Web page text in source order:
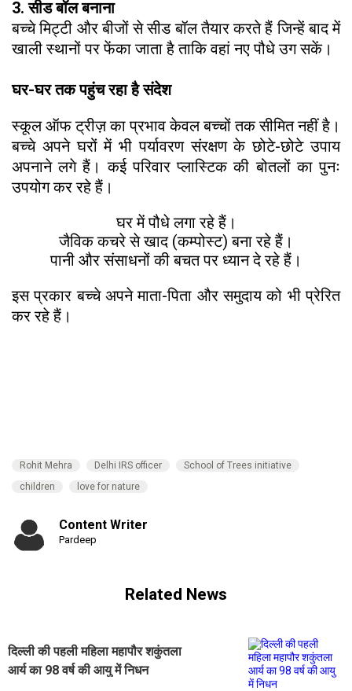
3. सीड बॉल बनाना
बच्चे मिट्टी और बीजों से सीड बॉल तैयार करते हैं जिन्हें बाद में
खाली स्थानों पर फेंका जाता है ताकि वहां नए पौधे उग सकें।
घर-घर तक पहुंच रहा है संदेश
स्कूल ऑफ ट्रीज़ का प्रभाव केवल बच्चों तक सीमित नहीं है।
बच्चे अपने घरों में भी पर्यावरण संरक्षण के छोटे-छोटे उपाय
अपनाने लगे हैं। कई परिवार प्लास्टिक की बोतलों का पुनः
उपयोग कर रहे हैं।
घर में पौधे लगा रहे हैं।
जैविक कचरे से खाद (कम्पोस्ट) बना रहे हैं।
पानी और संसाधनों की बचत पर ध्यान दे रहे हैं।
इस प्रकार बच्चे अपने माता-पिता और समुदाय को भी प्रेरित
कर रहे हैं।
Rohit Mehra Delhi IRS officer
School of Trees initiative
children
love for nature
Content Writer
Pardeep
Related News
दिल्ली की पहली महिला महापौर शकुंतला
आर्य का 98 वर्ष की आयु में निधन